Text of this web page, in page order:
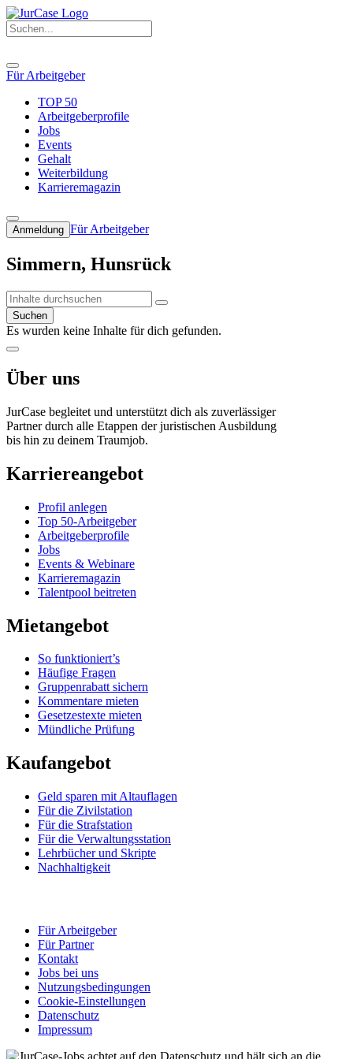
Für Arbeitgeber
TOP 50
Arbeitgeberprofile
Jobs
Events
Gehalt
Weiterbildung
Karrieremagazin
Anmeldung Für Arbeitgeber
Simmern, Hunsrück
Suchen
Es wurden keine Inhalte für dich gefunden.
Über uns
JurCase begleitet und unterstützt dich als zuverlässiger
Partner durch alle Etappen der juristischen Ausbildung
bis hin zu deinem Traumjob.
Karriereangebot
Profil anlegen
Top 50-Arbeitgeber
Arbeitgeberprofile
Jobs
Events & Webinare
Karrieremagazin
Talentpool beitreten
Mietangebot
So funktioniert’s
Häufige Fragen
Gruppenrabatt sichern
Kommentare mieten
Gesetzestexte mieten
Mündliche Prüfung
Kaufangebot
Geld sparen mit Altauflagen
Für die Zivilstation
Für die Strafstation
Für die Verwaltungsstation
Lehrbücher und Skripte
Nachhaltigkeit
Für Arbeitgeber
Für Partner
Kontakt
Jobs bei uns
Nutzungsbedingungen
Cookie-Einstellungen
Datenschutz
Impressum